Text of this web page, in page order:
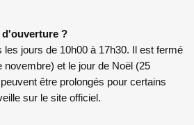
?
jours de 10h00 à 17h30. Il est fermé
novembre) et le jour de Noël (25
être prolongés pour certains
sur le site officiel.